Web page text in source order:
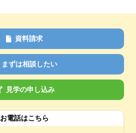
資料請求
まずは相談したい
見学の申し込み
お電話はこちら